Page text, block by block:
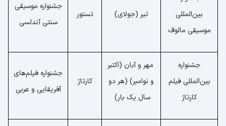
بین‌المللی
موسیقی مالوف
تیر (جولای) تستور
جشنواره موسیقی
سنتی آندلسی
جشنواره
بین‌المللی فیلم
کارتاژ
مهر و آبان (اکتبر
و نوامبر) (هر دو
سال یک بار)
کارتاژ
جشنواره فیلم‌های
آفریقایی و عربی